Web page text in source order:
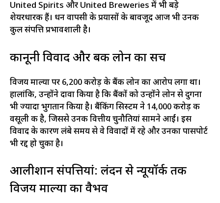
United Spirits और United Breweries में भी बड़े
शेयरधारक हैं। धन वापसी के प्रयासों के बावजूद आज भी उनकी
कुल संपत्ति प्रभावशाली है।
कानूनी विवाद और बैंक लोन का सच
विजय माल्या पर ₹6,200 करोड़ के बैंक लोन का आरोप लगा था।
हालांकि, उन्होंने दावा किया है कि बैंकों को उन्होंने लोन से दुगना
भी ज्यादा भुगतान किया है। बैंकिंग सिस्टम ने ₹14,000 करोड़ की
वसूली की है, जिससे उनकी वित्तीय चुनौतियां सामने आईं। इस
विवाद के कारण लंबे समय से वे विवादों में रहे और उनका पासपोर्ट
भी रद्द हो चुका है।
आलीशान संपत्तियां: लंदन से न्यूयॉर्क तक
विजय माल्या का वैभव